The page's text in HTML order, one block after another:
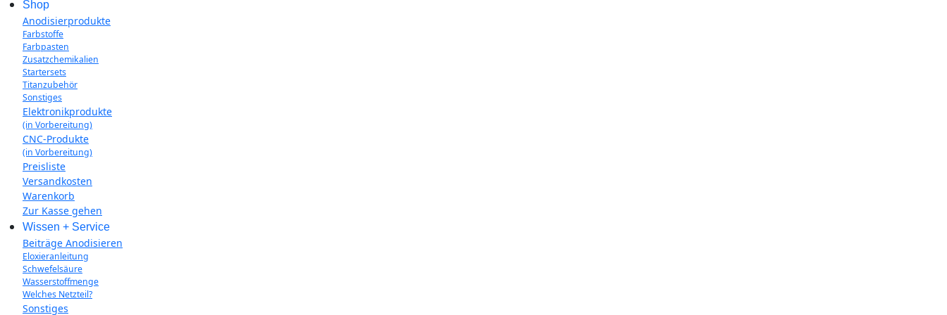
Shop
Anodisierprodukte
Farbstoffe
Farbpasten
Zusatzchemikalien
Startersets
Titanzubehör
Sonstiges
Elektronikprodukte
(in Vorbereitung)
CNC-Produkte
(in Vorbereitung)
Preisliste
Versandkosten
Warenkorb
Zur Kasse gehen
Wissen + Service
Beiträge Anodisieren
Eloxieranleitung
Schwefelsäure
Wasserstoffmenge
Welches Netzteil?
Sonstiges